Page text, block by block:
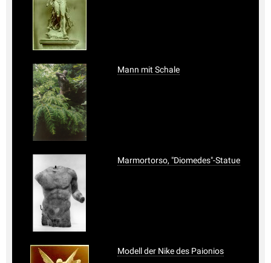
Mann mit Schale
Marmortorso, "Diomedes"-Statue
Modell der Nike des Paionios